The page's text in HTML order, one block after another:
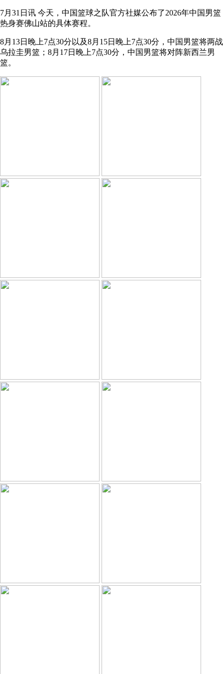
7月31日讯 今天，中国篮球之队官方社媒公布了2026年中国男篮
热身赛佛山站的具体赛程。
8月13日晚上7点30分以及8月15日晚上7点30分，中国男篮将两战
乌拉圭男篮；8月17日晚上7点30分，中国男篮将对阵新西兰男
篮。